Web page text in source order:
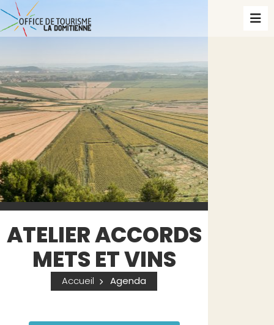
ATELIER ACCORDS
METS ET VINS
Accueil Agenda